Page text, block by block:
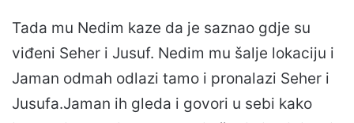
Tada mu Nedim kaze da je saznao gdje su
viđeni Seher i Jusuf. Nedim mu šalje lokaciju i
Jaman odmah odlazi tamo i pronalazi Seher i
Jusufa.Jaman ih gleda i govori u sebi kako